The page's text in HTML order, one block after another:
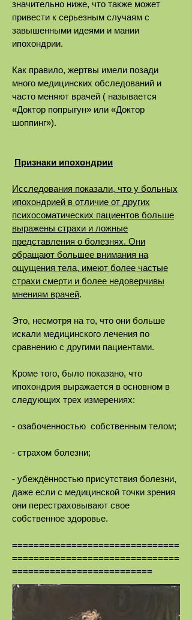
значительно ниже, что также может
привести к серьезным случаям с
завышенными идеями и мании
ипохондрии.
Как правило, жертвы имели позади
много медицинских обследований и
часто меняют врачей ( называется
«Доктор попрыгун» или «Доктор
шоппинг»).
Признаки ипохондрии
Исследования показали, что у больных
ипохондрией в отличие от других
психосоматических пациентов больше
выражены страхи и ложные
представления о болезнях. Они
обращают большее внимания на
ощущения тела, имеют более частые
страхи смерти и более недоверчивы
мнениям врачей.
Это, несмотря на то, что они больше
искали медицинского лечения по
сравнению с другими пациентами.
Кроме того, было показано, что
ипохондрия выражается в основном в
следующих трех измерениях:
- озабоченностью собственным телом;
- страхом болезни;
- убеждённостью присутствия болезни,
даже если с медицинской точки зрения
они перестраховывают свое
собственное здоровье.
===============================
===============================
==========================